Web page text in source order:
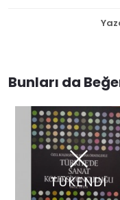
Bunları da
TÜKENDİ